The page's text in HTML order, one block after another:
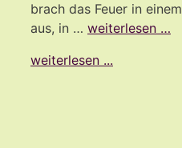
brach das Feuer in
aus, in … weiterlesen …
weiterlesen ...